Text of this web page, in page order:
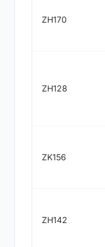
ZH170
ZH128
ZK156
ZH142